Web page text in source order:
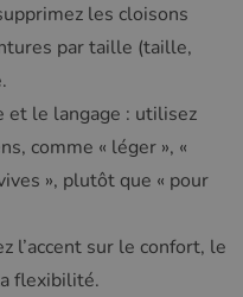
les cloisons
par taille (taille,
et le langage : utilisez
comme « léger », «
», plutôt que « pour
l’accent sur le confort, le
flexibilité.